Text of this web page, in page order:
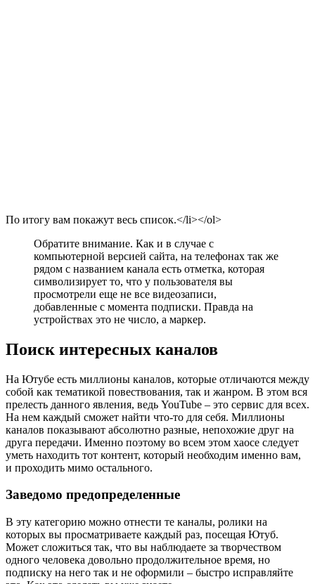
По итогу вам покажут весь список.</li></ol>
Обратите внимание. Как и в случае с
компьютерной версией сайта, на телефонах так же
рядом с названием канала есть отметка, которая
символизирует то, что у пользователя вы
просмотрели еще не все видеозаписи,
добавленные с момента подписки. Правда на
устройствах это не число, а маркер.
Поиск интересных каналов
На Ютубе есть миллионы каналов, которые отличаются между
собой как тематикой повествования, так и жанром. В этом вся
прелесть данного явления, ведь YouTube – это сервис для всех.
На нем каждый сможет найти что-то для себя. Миллионы
каналов показывают абсолютно разные, непохожие друг на
друга передачи. Именно поэтому во всем этом хаосе следует
уметь находить тот контент, который необходим именно вам,
и проходить мимо остального.
Заведомо предопределенные
В эту категорию можно отнести те каналы, ролики на
которых вы просматриваете каждый раз, посещая Ютуб.
Может сложиться так, что вы наблюдаете за творчеством
одного человека довольно продолжительное время, но
подписку на него так и не оформили – быстро исправляйте